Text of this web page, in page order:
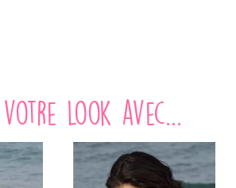
look avec...